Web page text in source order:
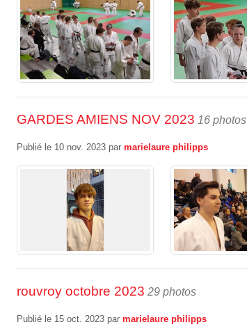
GARDES AMIENS NOV 2023 16 photos
Publié le 10 nov. 2023 par marielaure philipps
rouvroy octobre 2023 29 photos
Publié le 15 oct. 2023 par marielaure philipps